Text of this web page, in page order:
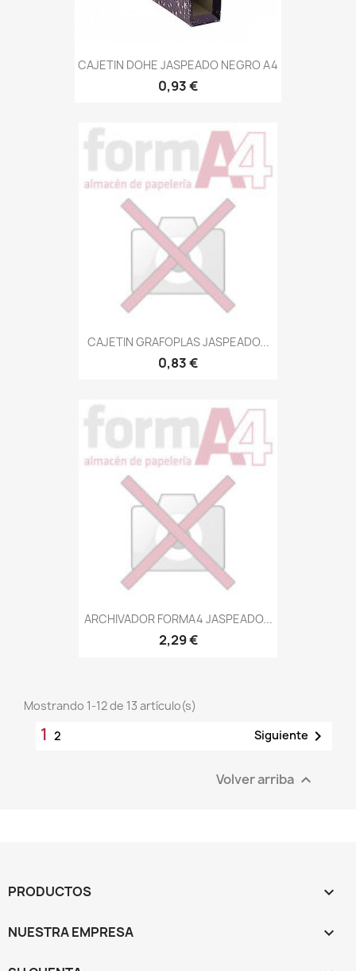
CAJETIN DOHE JASPEADO NEGRO A4
0,93 €
CAJETIN GRAFOPLAS JASPEADO...
0,83 €
ARCHIVADOR FORMA4 JASPEADO...
2,29 €
Mostrando 1-12 de 13 artículo(s)
1 2 Siguiente 
Volver arriba 
PRODUCTOS 
NUESTRA EMPRESA 